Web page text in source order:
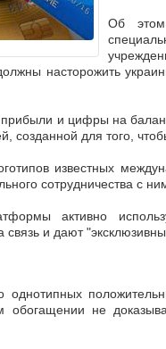
Об этом
насторожить
и цифры на
созданной для того,
известных
сотрудничества с
активно
связь и дают
однотипных
обогащении не